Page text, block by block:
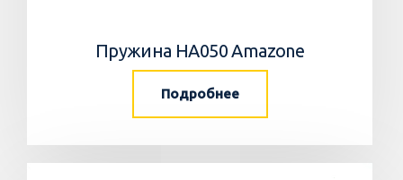
Пружина HA050 Amazone
Подробнее